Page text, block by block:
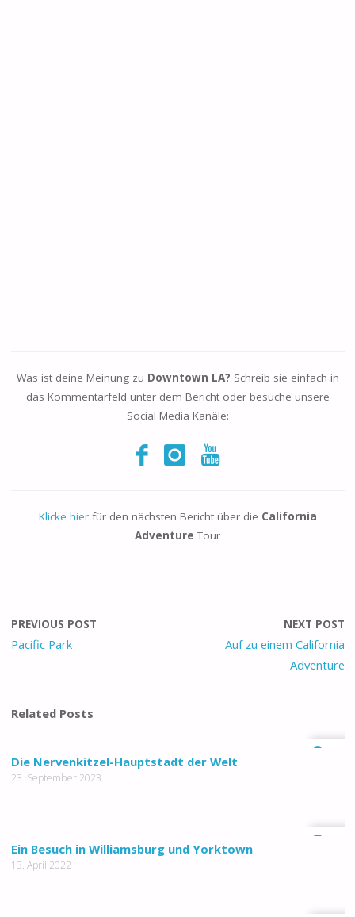
Was ist deine Meinung zu Downtown LA? Schreib sie einfach in
das Kommentarfeld unter dem Bericht oder besuche unsere
Social Media Kanäle:
Klicke hierfür den nächsten Bericht über die California
Adventure Tour
PREVIOUS POST
Pacific Park
NEXT POST
Auf zu einem California
Adventure
Related Posts
Die Nervenkitzel-Hauptstadt der Welt
23. September 2023
Ein Besuch in Williamsburg und Yorktown
13. April 2022